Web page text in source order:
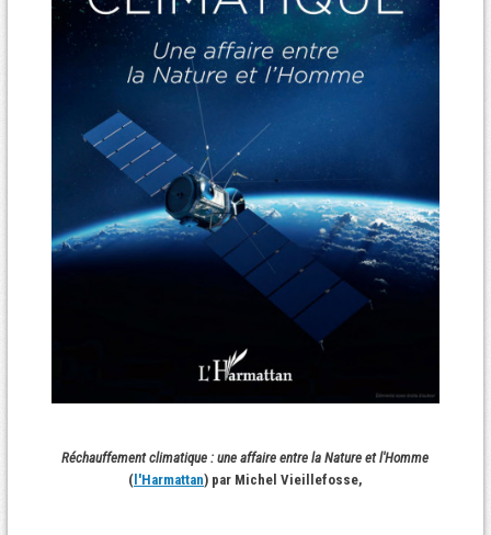
Réchauffement climatique : une affaire entre la Nature et l'Homme
(l'Harmattan) par Michel Vieillefosse,